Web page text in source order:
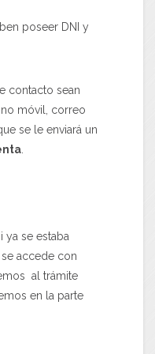
poseer DNI y
contacto sean
móvil, correo
se le enviará un
ya se estaba
accede con
al trámite
en la parte